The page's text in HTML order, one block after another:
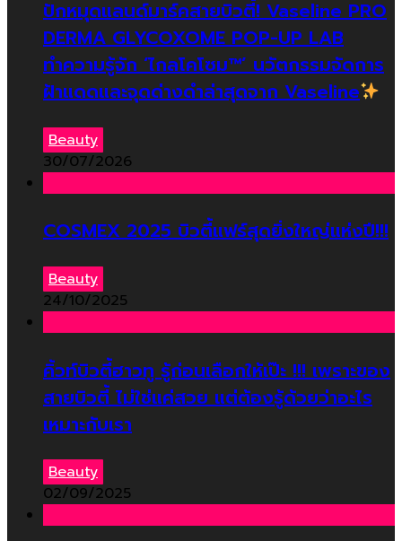
ปักหมุดแลนด์มาร์คสายบิวตี้! Vaseline PRO
DERMA GLYCOXOME POP-UP LAB
ทำความรู้จัก ‘ไกลโคโซม™’ นวัตกรรมจัดการ
ฝ้าแดดและจุดด่างดำล่าสุดจาก Vaseline
Beauty
30/07/2026
COSMEX 2025 บิวตี้แฟร์สุดยิ่งใหญ่แห่งปี!!!
Beauty
24/10/2025
คิ้วท์บิวตี้ฮาวทู รู้ก่อนเลือกให้เป๊ะ !!! เพราะของ
สายบิวตี้ ไม่ใช่แค่สวย แต่ต้องรู้ด้วยว่าอะไร
เหมาะกับเรา
Beauty
02/09/2025